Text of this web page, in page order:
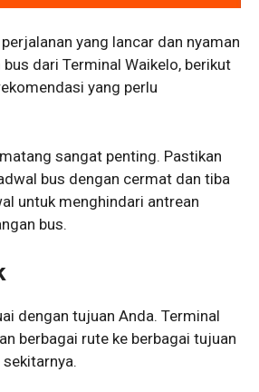
yang lancar dan nyaman
dari Terminal Waikelo, berikut
yang perlu
sangat penting. Pastikan
bus dengan cermat dan tiba
untuk menghindari antrean
bus.
dengan tujuan Anda. Terminal
berbagai rute ke berbagai tujuan